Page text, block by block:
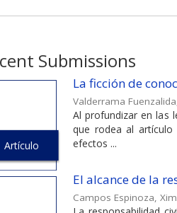
Submissions
Artículo
La ficción de
Valderrama
Al profundizar en las
que rodea al
efectos ...
El alcance de la
Campos Espinoza,